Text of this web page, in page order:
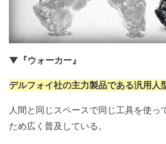
▼『ウォーカー』
デルフォイ社の主力製品である汎用人
人間と同じスペースで同じ工具を使っ
ため広く普及している。